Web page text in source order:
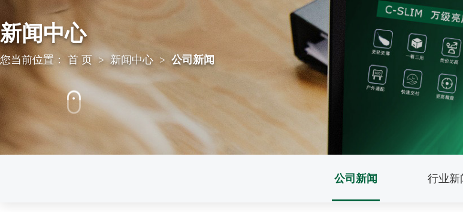
新闻中心
您当前位置： 首 页 > 新闻中心 > 公司新闻
公司新闻 行业新